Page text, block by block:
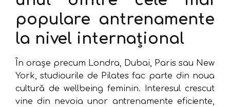
populare antrenamente
la nivel internațional
În orașe precum Londra, Dubai, Paris sau New
York, studiourile de Pilates fac parte din noua
cultură de wellbeing feminin. Interesul crescut
vine din nevoia unor antrenamente eficiente,